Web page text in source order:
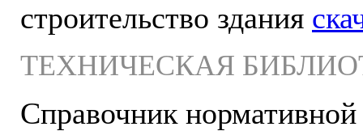
строительство здания
ТЕХНИЧЕСКАЯ
Справочник нормативной